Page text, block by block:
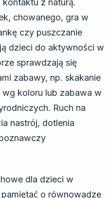
z naturą.
chowanego, gra w
czy puszczanie
dzieci do aktywności w
sprawdzają się
zabawy, np. skakanie
wg koloru lub zabawa w
Ruch na
nastrój, dotlenia
dla dzieci w
o równowadze